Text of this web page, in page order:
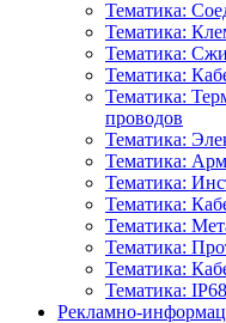
Тематика:
Тематика:
Тематика:
Тематика:
Тематика:
проводов
Тематика:
Тематика:
Тематика:
Тематика:
Тематика:
Тематика:
Тематика:
Тематика:
Рекламно-